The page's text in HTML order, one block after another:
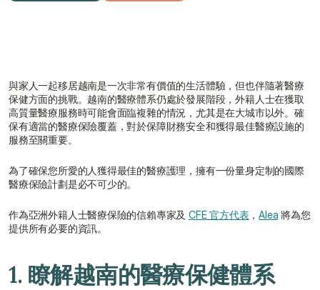
與家人一起移居越南是一次非常有價值的生活體驗，但也伴隨著醫療
保健方面的挑戰。越南的醫療體系仍處於發展階段，外籍人士在獲取
高質量醫療服務時可能會面臨複雜的情況，尤其是在大城市以外。確
保有適當的醫療保險覆蓋，對於保障財務安全和獲得最佳醫療設施的
服務至關重要。
為了確保您所愛的人獲得最佳的醫療護理，擁有一份量身定制的國際
醫療保險計劃是必不可少的。
作為亞洲外籍人士醫療保險的信賴專家及 CFE 官方代表，Alea 將為您
提供所有必要的資訊。
1. 瞭解越南的醫療保健體系